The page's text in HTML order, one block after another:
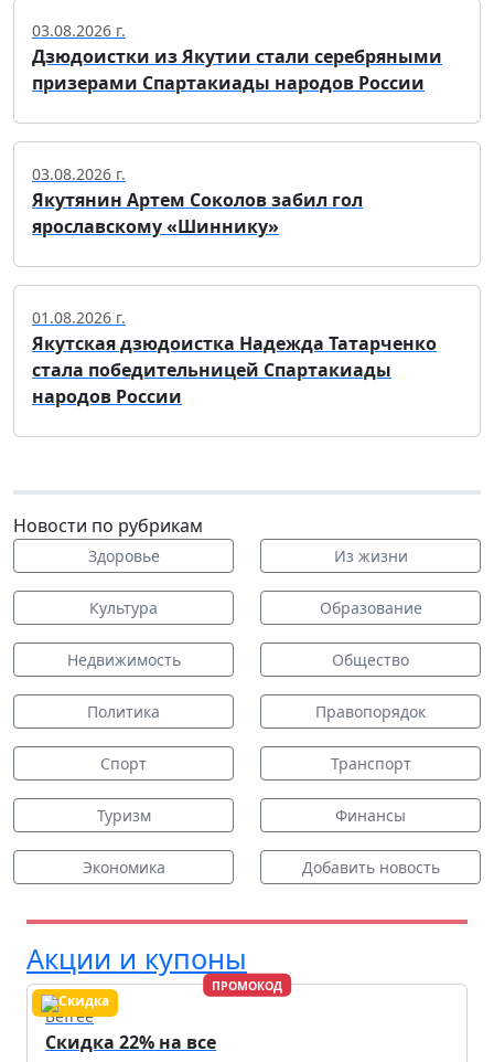
03.08.2026 г.
Дзюдоистки из Якутии стали серебряными
призерами Спартакиады народов России
03.08.2026 г.
Якутянин Артем Соколов забил гол
ярославскому «Шиннику»
01.08.2026 г.
Якутская дзюдоистка Надежда Татарченко
стала победительницей Спартакиады
народов России
Новости по рубрикам
Здоровье Из жизни
Культура Образование
Недвижимость Общество
Политика Правопорядок
Спорт Транспорт
Туризм Финансы
Экономика Добавить новость
Акции и купоны
ПРОМОКОД
Befree
Скидка 22% на все